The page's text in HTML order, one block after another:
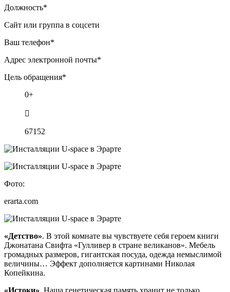
Должность*
Сайт или группа в соцсети
Ваш телефон*
Адрес электронной почты*
Цель обращения*
0+

67152
Фото:
erarta.com
«Детство». В этой комнате вы чувствуете себя героем книги
Джонатана Свифта «Гулливер в стране великанов». Мебель
громадных размеров, гигантская посуда, одежда немыслимой
величины… Эффект дополняется картинами Николая
Копейкина.